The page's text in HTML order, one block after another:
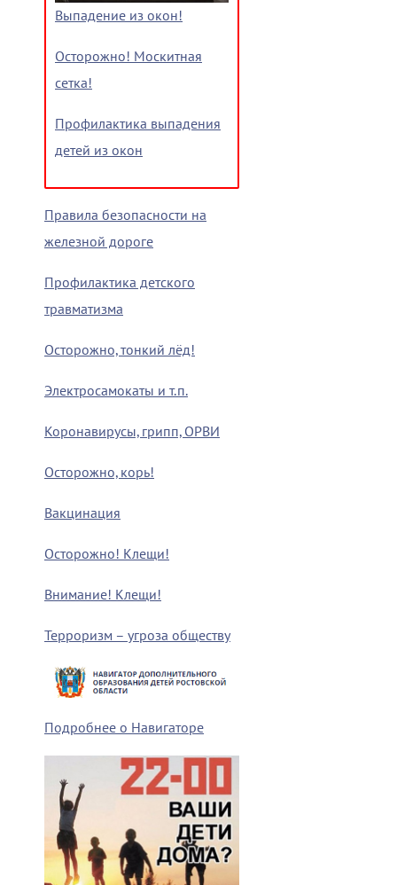
Выпадение из окон!
Осторожно! Москитная
сетка!
Профилактика выпадения
детей из окон
Правила безопасности на
железной дороге
Профилактика детского
травматизма
Осторожно, тонкий лёд!
Электросамокаты и т.п.
Коронавирусы, грипп, ОРВИ
Осторожно, корь!
Вакцинация
Осторожно! Клещи!
Внимание! Клещи!
Терроризм – угроза обществу
Подробнее о Навигаторе